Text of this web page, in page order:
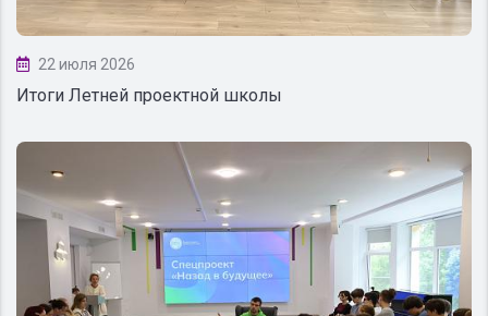
22 июля 2026
Итоги Летней проектной школы